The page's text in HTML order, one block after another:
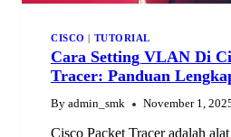
CISCO | TUTORIAL
Cara Setting VLAN Di
Tracer: Panduan
By admin_smk November 1,
Cisco Packet Tracer adalah